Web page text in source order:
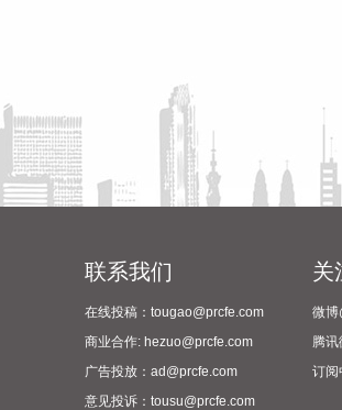
联系我们
在线投稿：tougao@prcfe.com
商业合作: hezuo@prcfe.com
广告投放：ad@prcfe.com
意见投诉：tousu@prcfe.com
关
微博
腾讯
订阅